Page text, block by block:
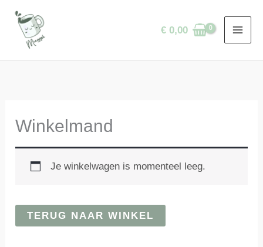
naar
€ 0,00
Winkelmand
Je winkelwagen is momenteel leeg.
TERUG NAAR WINKEL